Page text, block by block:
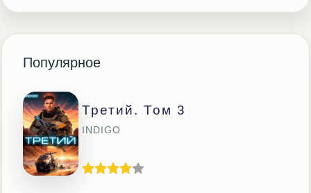
Популярное
Третий. Том 3
INDIGO